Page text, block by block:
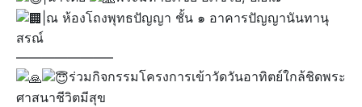
|ณ ห้องโถงพุทธปัญญา ชั้น ๑ อาคารปัญญานันทานุ
สรณ์
———————–
ร่วมกิจกรรมโครงการเข้าวัดวันอาทิตย์ใกล้ชิดพระ
ศาสนาชีวิตมีสุข